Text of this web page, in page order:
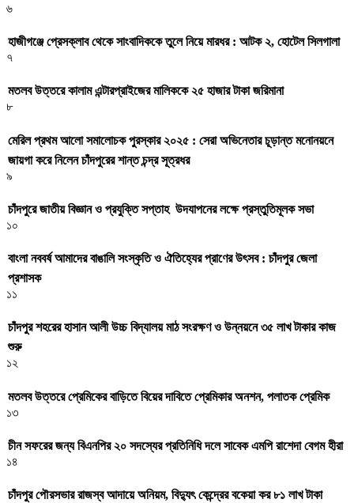
৬
হাজীগঞ্জে প্রেসক্লাব থেকে সাংবাদিককে তুলে নিয়ে মারধর : আটক ২, হোটেল সিলগালা
৭
মতলব উত্তরে কালাম এন্টারপ্রাইজের মালিককে ২৫ হাজার টাকা জরিমানা
৮
মেরিল প্রথম আলো সমালোচক পুরস্কার ২০২৫ : সেরা অভিনেতার চূড়ান্ত মনোনয়নে
জায়গা করে নিলেন চাঁদপুরের শান্ত চন্দ্র সূত্রধর
৯
চাঁদপুরে জাতীয় বিজ্ঞান ও প্রযুক্তি সপ্তাহ উদযাপনের লক্ষে প্রস্তুতিমূলক সভা
১০
বাংলা নববর্ষ আমাদের বাঙালি সংস্কৃতি ও ঐতিহ্যের প্রাণের উৎসব : চাঁদপুর জেলা
প্রশাসক
১১
চাঁদপুর শহরের হাসান আলী উচ্চ বিদ্যালয় মাঠ সংরক্ষণ ও উন্নয়নে ৩৫ লাখ টাকার কাজ
শুরু
১২
মতলব উত্তরে প্রেমিকের বাড়িতে বিয়ের দাবিতে প্রেমিকার অনশন, পলাতক প্রেমিক
১৩
চীন সফরের জন্য বিএনপির ২০ সদস্যের প্রতিনিধি দলে সাবেক এমপি রাশেদা বেগম হীরা
১৪
চাঁদপুর পৌরসভার রাজস্ব আদায়ে অনিয়ম, বিদ্যুৎ কেন্দ্রের বকেয়া কর ৮১ লাখ টাকা